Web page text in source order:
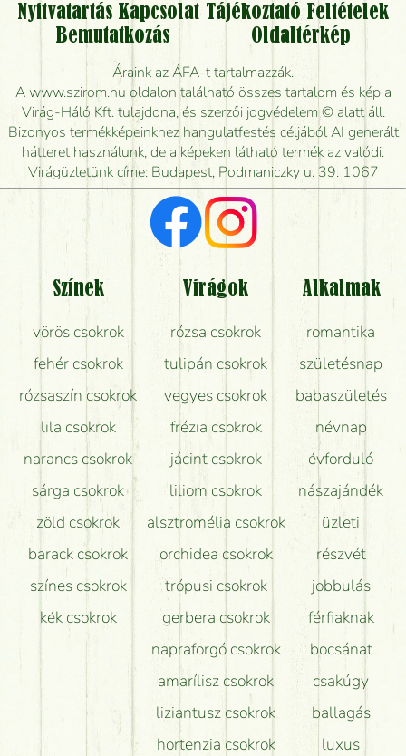
Vidékre is lehet rendelni?
Meddig rendelhetek virágküldést úgy, hogy még ma
kiszállítsák?
Mennyire gyorsan tudják elkészíteni a csokrot, és
mikor tudják leghamarabb kiszállítani?
Vörös rózsát keresek, van önöknél?
Milyen visszajelzést kapok a virágküldésről?
Tényleg azt kapom, ami a képen van?
Mit kell tudni a virágcsokrok szállításáról?
Hogy marad a lehető legtovább friss a csokor?
Tudok adventi koszorút vásárolni boltban?
Nyitvatartás Kapcsolat Tájékoztató Feltételek
Bemutatkozás
Oldaltérkép
Áraink az ÁFA-t tartalmazzák.
A www.szirom.hu oldalon található összes tartalom és kép a
Virág-Háló Kft. tulajdona, és szerzői jogvédelem © alatt áll.
Bizonyos termékképeinkhez hangulatfestés céljából AI generált
hátteret használunk, de a képeken látható termék az valódi.
Virágüzletünk címe: Budapest, Podmaniczky u. 39. 1067
Színek
vörös csokrok
fehér csokrok
rózsaszín csokrok
lila csokrok
narancs csokrok
sárga csokrok
zöld csokrok
barack csokrok
színes csokrok
kék csokrok
Virágok
rózsa csokrok
tulipán csokrok
vegyes csokrok
frézia csokrok
jácint csokrok
liliom csokrok
alsztromélia csokrok
orchidea csokrok
trópusi csokrok
gerbera csokrok
napraforgó csokrok
amarílisz csokrok
liziantusz csokrok
hortenzia csokrok
Alkalmak
romantika
születésnap
babaszületés
névnap
évforduló
nászajándék
üzleti
részvét
jobbulás
férfiaknak
bocsánat
csakúgy
ballagás
luxus